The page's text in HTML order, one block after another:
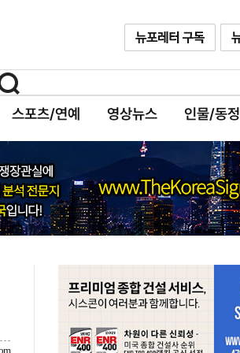
스포츠/연예 영상뉴스 인물/동정